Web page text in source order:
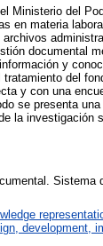
Ministerio del
en materia
documental
y
del
y con una
se presenta
la investigación
Sistema
development,